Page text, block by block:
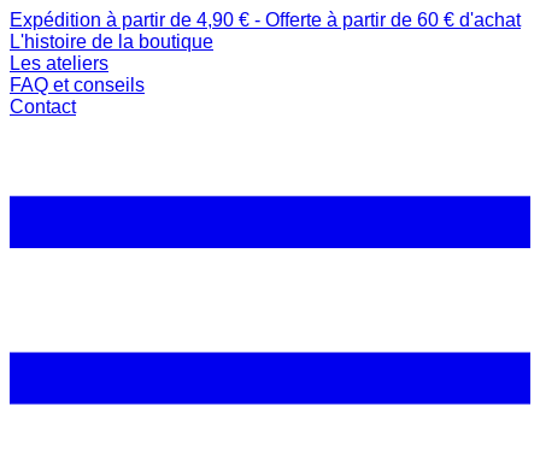
Expédition à partir de 4,90 € - Offerte à partir de 60 € d'achat
L'histoire de la boutique
Les ateliers
FAQ et conseils
Contact